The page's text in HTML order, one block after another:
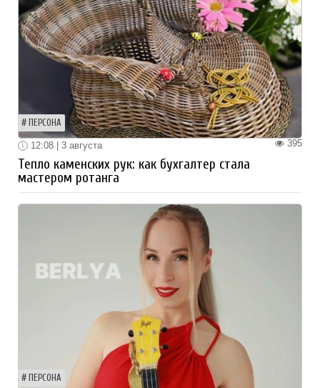
ПЕРСОНА
395
12:08 | 3 августа
Тепло каменских рук: как бухгалтер стала
мастером ротанга
ПЕРСОНА